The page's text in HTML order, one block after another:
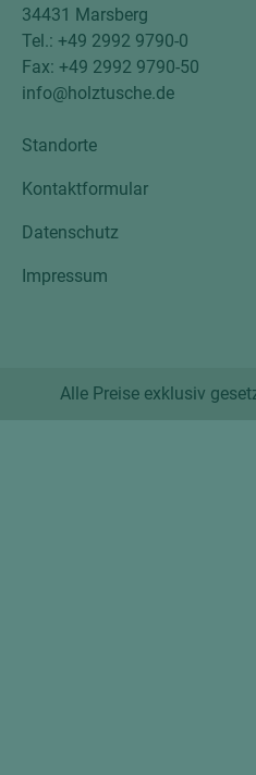
34431 Marsberg
Tel.: +49 2992 9790-0
Fax: +49 2992 9790-50
info@holztusche.de
Standorte
Kontaktformular
Datenschutz
Impressum
Alle Preise exklusiv